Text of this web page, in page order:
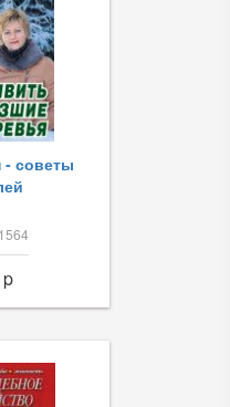
- советы